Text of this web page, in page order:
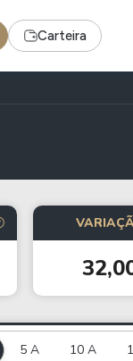
Carteira
Ferramenta
Dividendos
Ideias
Agenda de
Radar do Dividendo
5 A 10 A